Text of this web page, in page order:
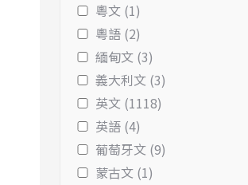
粵文 (1)
粵語 (2)
緬甸文 (3)
義大利文 (3)
英文 (1118)
英語 (4)
葡萄牙文 (9)
蒙古文 (1)